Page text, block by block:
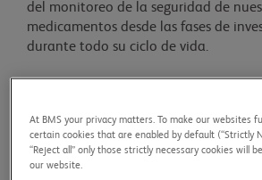
del monitoreo de la seguridad de
medicamentos desde las fases de
durante todo su ciclo de vida.
Es cualquier ocurrencia médica no
temporalmente con el uso de un
desfavorable (incluyendo, por ejemplo
At BMS your privacy matters. To make our websites
certain cookies that are enabled by default (“Strictly
“Reject all” only those strictly necessary cookies will
our website.